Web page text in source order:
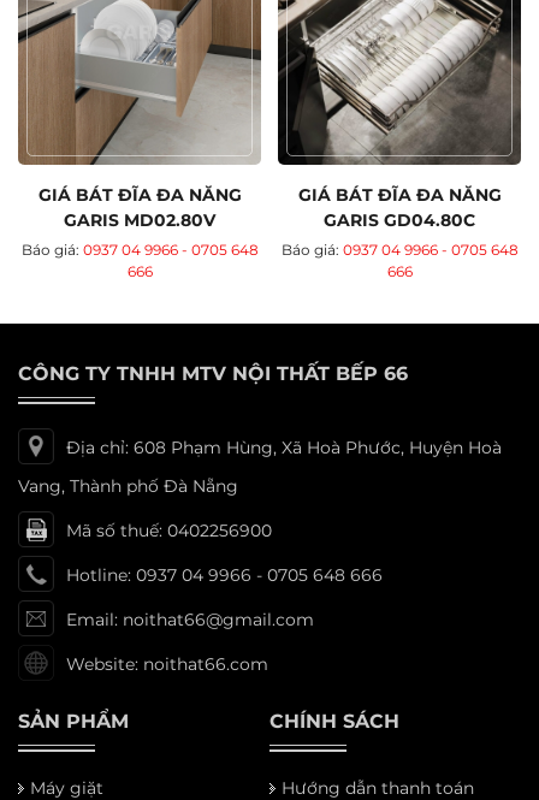
GIÁ BÁT ĐĨA ĐA NĂNG
GARIS MD02.80V
Báo giá: 0937 04 9966 - 0705 648
666
GIÁ BÁT ĐĨA ĐA NĂNG
GARIS GD04.80C
Báo giá: 0937 04 9966 - 0705 648
666
CÔNG TY TNHH MTV NỘI THẤT BẾP 66
Địa chỉ: 608 Phạm Hùng, Xã Hoà Phước, Huyện Hoà
Vang, Thành phố Đà Nẵng
Mã số thuế: 0402256900
Hotline: 0937 04 9966 - 0705 648 666
Email: noithat66@gmail.com
Website: noithat66.com
SẢN PHẨM
Máy giặt
CHÍNH SÁCH
Hướng dẫn thanh toán